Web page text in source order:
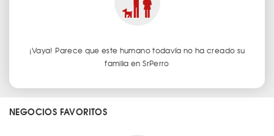
¡Vaya! Parece que este humano todavía no ha creado su
familia en SrPerro
NEGOCIOS FAVORITOS